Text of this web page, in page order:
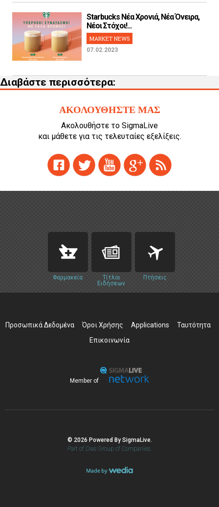
Starbucks Νέα Χρονιά, Νέα Όνειρα,
Νέοι Στόχοι!...
MARKET NEWS
07.02.2023
Διαβάστε περισσότερα:
ΑΚΟΛΟΥΘΗΣΤΕ ΜΑΣ
Ακολουθήστε το SigmaLive
και μάθετε για τις τελευταίες εξελίξεις.
Φαρμακεία
Τίτλοι
Ειδήσεων
Πτήσεις
Προσωπικά Δεδομένα Όροι Χρήσης Applications
Ταυτότητα
Επικοινωνία
Member of
© 2026 Powered By SigmaLive.
Part of Dias Group of Companies.